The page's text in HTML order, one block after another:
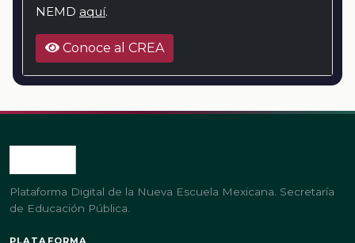
NEMD aquí.
Conoce al CREA
Plataforma Digital de la Nueva Escuela Mexicana. Secretaría
de Educación Pública.
PLATAFORMA